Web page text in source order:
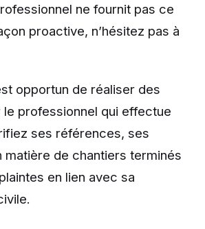
ne fournit pas ce
proactive, n’hésitez pas à
opportun de réaliser des
professionnel qui effectue
ses références, ses
matière de chantiers terminés
en lien avec sa